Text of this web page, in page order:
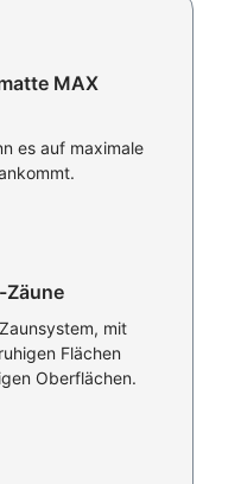
MAX
es auf maximale
Zäune
mit
Flächen
Oberflächen.